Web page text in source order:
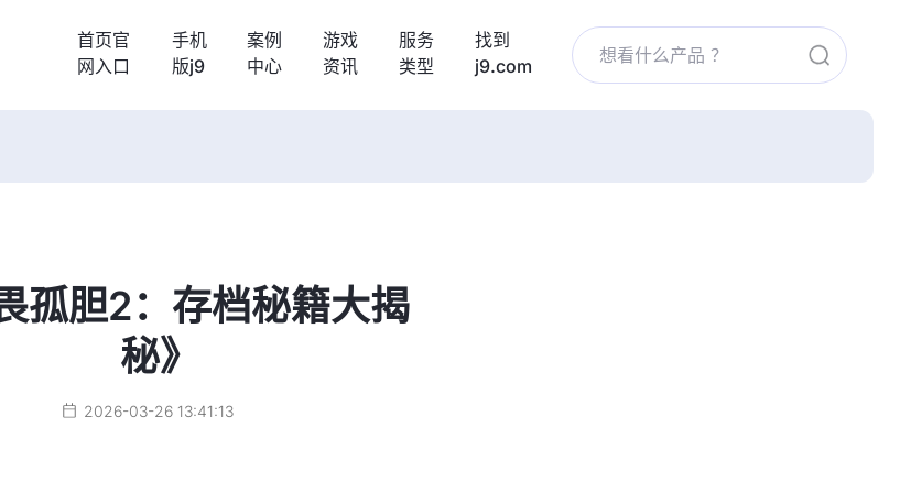
首页官
网入口
手机
版j9
案例
中心
游戏
资讯
服务
类型
找到
j9.com
孤胆2：存档秘籍大揭
秘》
2026-03-26 13:41:13